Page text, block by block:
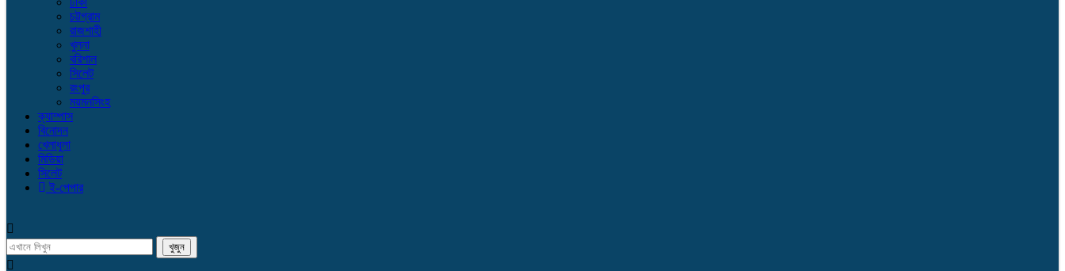
চট্টগ্রাম
রাজশাহী
খুলনা
বরিশাল
সিলেট
রংপুর
ময়মনসিংহ
ক্যাম্পাস
বিনোদন
খেলাধুলা
মিডিয়া
সিলেট
ই-পেপার